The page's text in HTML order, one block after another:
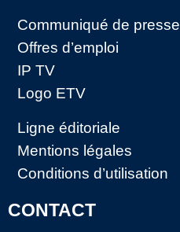
Communiqué de presse
Offres d’emploi
IP TV
Logo ETV
Ligne éditoriale
Mentions légales
Conditions d’utilisation
CONTACT